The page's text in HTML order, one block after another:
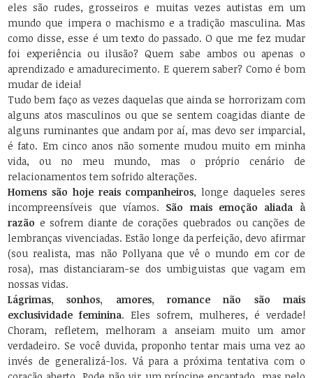
eles são rudes, grosseiros e muitas vezes autistas em um
mundo que impera o machismo e a tradição masculina. Mas
como disse, esse é um texto do passado. O que me fez mudar
foi experiência ou ilusão? Quem sabe ambos ou apenas o
aprendizado e amadurecimento. E querem saber? Como é bom
mudar de ideia!
Tudo bem faço as vezes daquelas que ainda se horrorizam com
alguns atos masculinos ou que se sentem coagidas diante de
alguns ruminantes que andam por aí, mas devo ser imparcial,
é fato. Em cinco anos não somente mudou muito em minha
vida, ou no meu mundo, mas o próprio cenário de
relacionamentos tem sofrido alterações.
Homens são hoje reais companheiros, longe daqueles seres
incompreensíveis que víamos. São mais emoção aliada à
razão e sofrem diante de corações quebrados ou canções de
lembranças vivenciadas. Estão longe da perfeição, devo afirmar
(sou realista, mas não Pollyana que vê o mundo em cor de
rosa), mas distanciaram-se dos umbiguistas que vagam em
nossas vidas.
Lágrimas, sonhos, amores, romance não são mais
exclusividade feminina. Eles sofrem, mulheres, é verdade!
Choram, refletem, melhoram a anseiam muito um amor
verdadeiro. Se você duvida, proponho tentar mais uma vez ao
invés de generalizá-los. Vá para a próxima tentativa com o